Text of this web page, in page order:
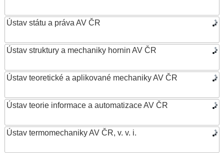
Ústav státu a práva AV ČR
Ústav struktury a mechaniky hornin AV ČR
Ústav teoretické a aplikované mechaniky AV ČR
Ústav teorie informace a automatizace AV ČR
Ústav termomechaniky AV ČR, v. v. i.